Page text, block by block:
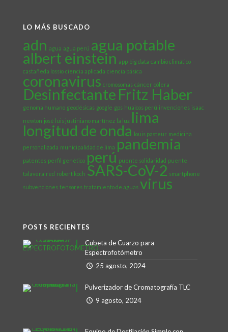
LO MÁS BUSCADO
adn agua agua perú agua potable
albert einstein app big data cambio climático
castañeda lossio ciencia aplicada ciencia básica
coronavirus cromosomas cáncer cólera
Desinfectante Fritz Haber
genoma humano geodésicas google gps huaicos perú invenciones isaac
newton josé luis justiniano martínez la luz lima
longitud de onda louis pasteur medicina
personalizada municipalidad de lima pandemia
patentes perfil genético perú puente solidaridad puente
talavera red robert koch SARS-CoV-2 smartphone
subvenciones tensores tratamiento de aguas virus
POSTS RECIENTES
Cubeta de Cuarzo para
Espectrofotómetro
25 agosto, 2024
Pulverizador de Cromatografía TLC
9 agosto, 2024